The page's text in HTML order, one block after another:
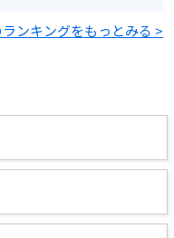
もりする
ンキングをもっとみる >